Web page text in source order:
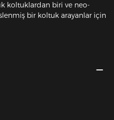
koltuklardan biri ve neo-
bir koltuk arayanlar için